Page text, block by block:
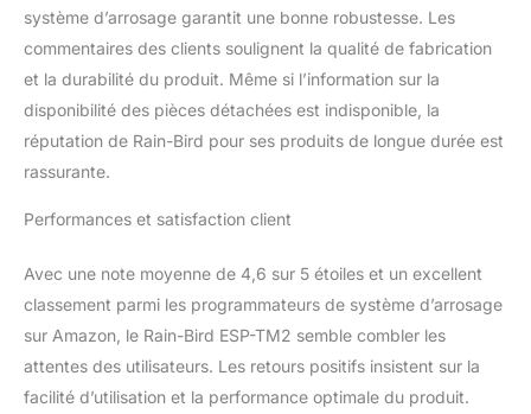
système d’arrosage garantit une bonne robustesse. Les
commentaires des clients soulignent la qualité de fabrication
et la durabilité du produit. Même si l’information sur la
disponibilité des pièces détachées est indisponible, la
réputation de Rain-Bird pour ses produits de longue durée est
rassurante.
Performances et satisfaction client
Avec une note moyenne de 4,6 sur 5 étoiles et un excellent
classement parmi les programmateurs de système d’arrosage
sur Amazon, le Rain-Bird ESP-TM2 semble combler les
attentes des utilisateurs. Les retours positifs insistent sur la
facilité d’utilisation et la performance optimale du produit.